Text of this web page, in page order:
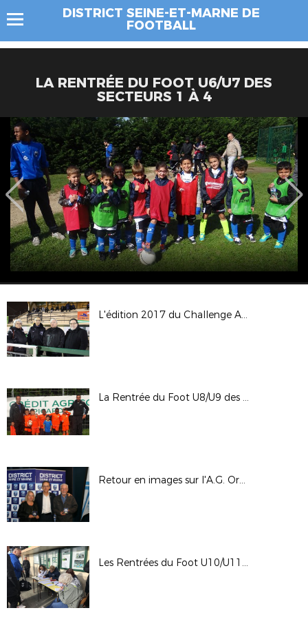
DISTRICT SEINE-ET-MARNE DE
FOOTBALL
LA RENTRÉE DU FOOT U6/U7 DES
SECTEURS 1 À 4
L'édition 2017 du Challenge Albarello
La Rentrée du Foot U8/U9 des secteurs 1 à 4
Retour en images sur l'A.G. Ordinaire Elective du District
Les Rentrées du Foot U10/U11 des secteurs Nord & Sud